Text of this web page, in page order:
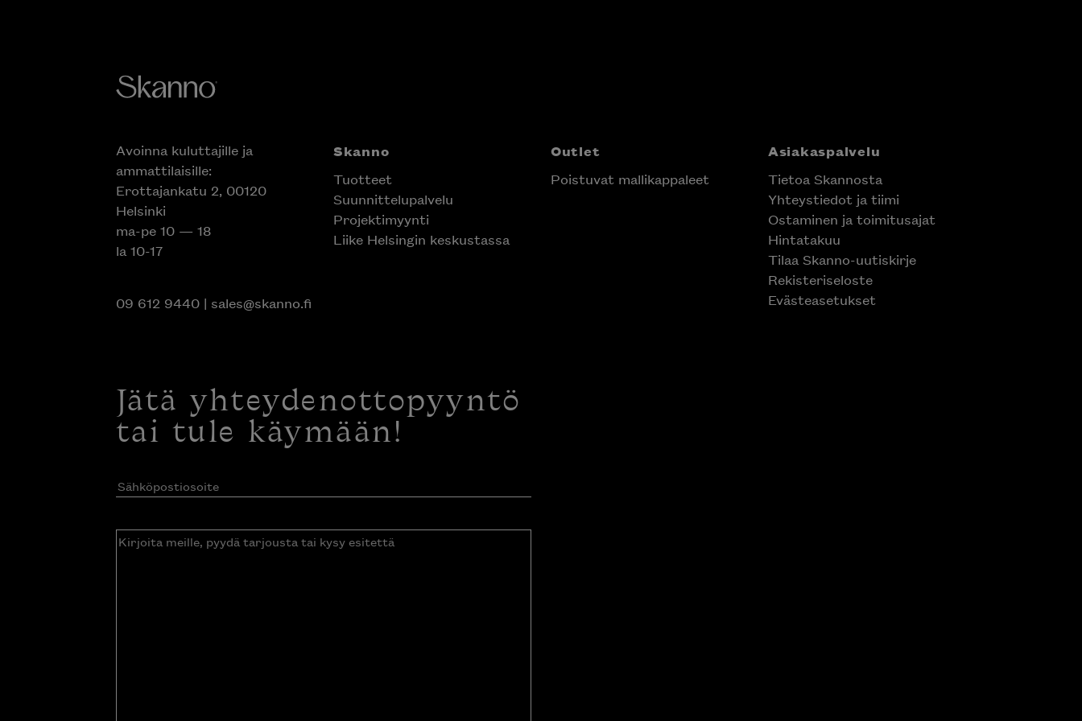
Avoinna kuluttajille ja
ammattilaisille:
Erottajankatu 2, 00120
Helsinki
ma-pe 10 — 18
la 10-17
09 612 9440| sales@skanno.fi
Skanno
Tuotteet
Suunnittelupalvelu
Projektimyynti
Liike Helsingin keskustassa
Outlet
Poistuvat mallikappaleet
Asiakaspalvelu
Tietoa Skannosta
Yhteystiedot ja tiimi
Ostaminen ja toimitusajat
Hintatakuu
Tilaa Skanno-uutiskirje
Rekisteriseloste
Evästeasetukset
Jätä yhteydenottopyyntö
tai tule käymään!
Sähköpostiosoite(Pakollinen)
Kirjoita